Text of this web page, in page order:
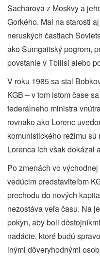
Sacharova z Moskvy a
Gorkého. Mal na starosti
neruských častiach
ako Sumgaitský pogrom,
povstanie v Tbilisi alebo
V roku 1985 sa stal
KGB – v tom istom čase
federálneho ministra
rovnako ako Lorenc
komunistického režimu
Lorenca ich však dokázal
Po zmenách vo
vedúcim predstaviteľom
prechodu do nových
nezostáva veľa času. Na
pokyn, aby boli
nadácie, ktoré budú
inými dôveryhodnými